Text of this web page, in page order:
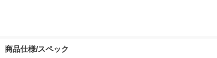
商品仕様/スペック